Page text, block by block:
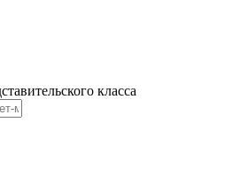
класса